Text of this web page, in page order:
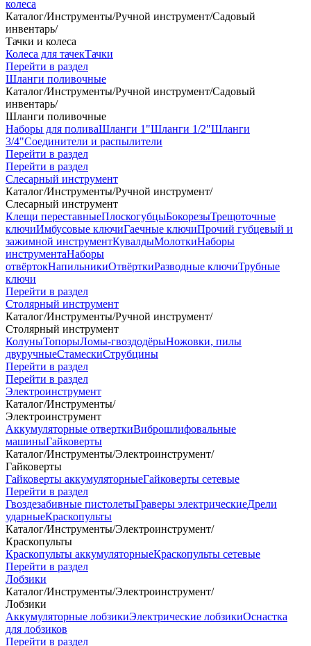
колеса
Каталог/Инструменты/Ручной инструмент/Садовый
инвентарь/
Тачки и колеса
Колеса для тачекТачки
Перейти в раздел
Шланги поливочные
Каталог/Инструменты/Ручной инструмент/Садовый
инвентарь/
Шланги поливочные
Наборы для поливаШланги 1"Шланги 1/2"Шланги
3/4"Соединители и распылители
Перейти в раздел
Перейти в раздел
Слесарный инструмент
Каталог/Инструменты/Ручной инструмент/
Слесарный инструмент
Клещи переставныеПлоскогубцыБокорезыТрещоточные
ключиИмбусовые ключиГаечные ключиПрочий губцевый и
зажимной инструментКувалдыМолоткиНаборы
инструментаНаборы
отвёртокНапильникиОтвёрткиРазводные ключиТрубные
ключи
Перейти в раздел
Столярный инструмент
Каталог/Инструменты/Ручной инструмент/
Столярный инструмент
КолуныТопорыЛомы-гвоздодёрыНожовки, пилы
двуручныеСтамескиСтрубцины
Перейти в раздел
Перейти в раздел
Электроинструмент
Каталог/Инструменты/
Электроинструмент
Аккумуляторные отверткиВиброшлифовальные
машиныГайковерты
Каталог/Инструменты/Электроинструмент/
Гайковерты
Гайковерты аккумуляторныеГайковерты сетевые
Перейти в раздел
Гвоздезабивные пистолетыГраверы электрическиеДрели
ударныеКраскопульты
Каталог/Инструменты/Электроинструмент/
Краскопульты
Краскопульты аккумуляторныеКраскопульты сетевые
Перейти в раздел
Лобзики
Каталог/Инструменты/Электроинструмент/
Лобзики
Аккумуляторные лобзикиЭлектрические лобзикиОснастка
для лобзиков
Перейти в раздел